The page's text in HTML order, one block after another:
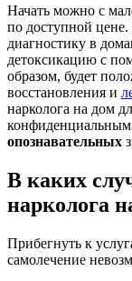
Начать можно с
по доступной
диагностику в
детоксикацию с
образом, будет
восстановления и
нарколога на дом
опознавательных
В каких
нарколога
Прибегнуть к
самолечение